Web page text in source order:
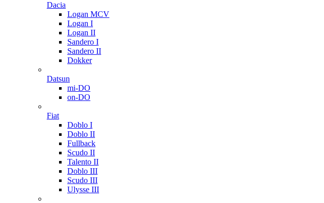
Dacia
Logan MCV
Logan I
Logan II
Sandero I
Sandero II
Dokker
Datsun
mi-DO
on-DO
Fiat
Doblo I
Doblo II
Fullback
Scudo II
Talento II
Doblo III
Scudo III
Ulysse III